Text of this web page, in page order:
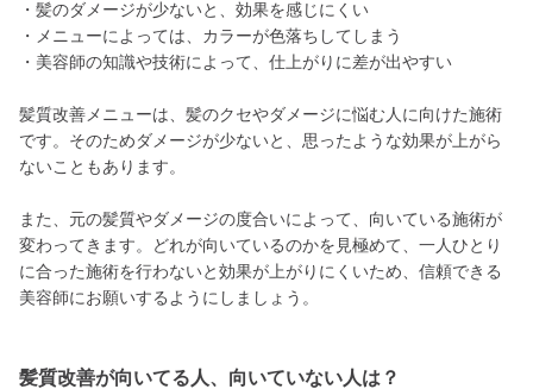
・髪のダメージが少ないと、効果を感じにくい
・メニューによっては、カラーが色落ちしてしまう
・美容師の知識や技術によって、仕上がりに差が出やすい
髪質改善メニューは、髪のクセやダメージに悩む人に向けた施術
です。そのためダメージが少ないと、思ったような効果が上がら
ないこともあります。
また、元の髪質やダメージの度合いによって、向いている施術が
変わってきます。どれが向いているのかを見極めて、一人ひとり
に合った施術を行わないと効果が上がりにくいため、信頼できる
美容師にお願いするようにしましょう。
髪質改善が向いてる人、向いていない人は？